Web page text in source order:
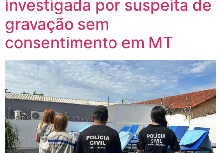
investigada por suspeita de
gravação sem
consentimento em MT